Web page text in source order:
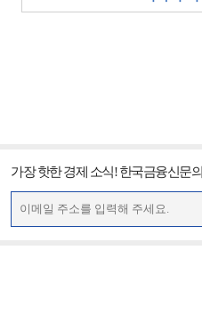
가장 핫한 경제 소식! 한국금융신문의